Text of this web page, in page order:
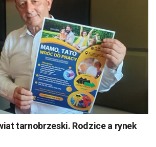
tarnobrzeski. Rodzice a rynek